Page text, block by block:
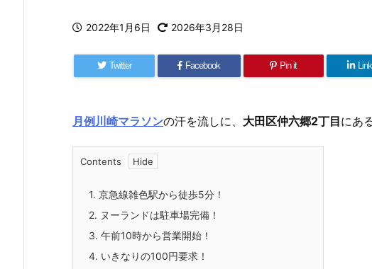
2022年1月6日 2026年3月28日
Twitter Facebook Pin it
月例川崎マラソンの汗を流しに、 大田区仲六郷2丁目にあ
Contents
1. 京急線雑色駅から徒歩5分！
2. ヌーランドは駐車場完備！
3. 午前10時から営業開始！
4. いきなりの100円要求！